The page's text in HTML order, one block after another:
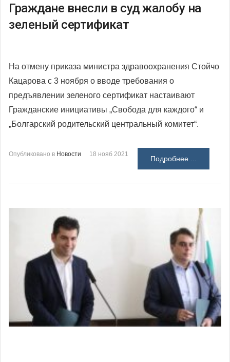
Граждане внесли в суд жалобу на
зеленый сертификат
На отмену приказа министра здравоохранения Стойчо
Кацарова с 3 ноября о вводе требования о
предъявлении зеленого сертификат настаивают
Гражданские инициативы „Свобода для каждого“ и
„Болгарский родительский центральный комитет“.
Опубликовано в Новости 18 нояб 2021
Подробнее ...